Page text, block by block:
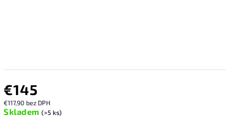
€145
€117,90 bez DPH
Skladem (>5 ks)